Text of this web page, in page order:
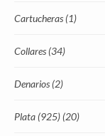
Cartucheras (1)
Collares (34)
Denarios (2)
Plata (925) (20)